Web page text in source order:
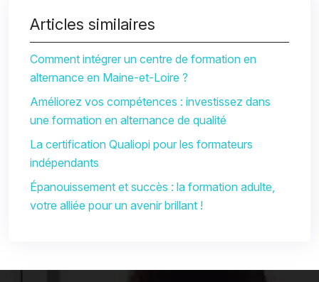
Articles similaires
Comment intégrer un centre de formation en
alternance en Maine-et-Loire ?
Améliorez vos compétences : investissez dans
une formation en alternance de qualité
La certification Qualiopi pour les formateurs
indépendants
Épanouissement et succès : la formation adulte,
votre alliée pour un avenir brillant !